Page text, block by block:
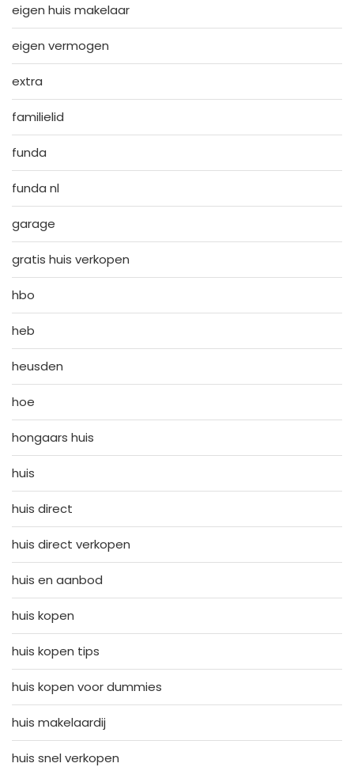
eigen huis makelaar
eigen vermogen
extra
familielid
funda
funda nl
garage
gratis huis verkopen
hbo
heb
heusden
hoe
hongaars huis
huis
huis direct
huis direct verkopen
huis en aanbod
huis kopen
huis kopen tips
huis kopen voor dummies
huis makelaardij
huis snel verkopen